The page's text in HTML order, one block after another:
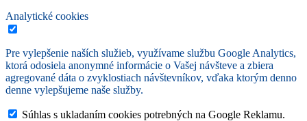
Analytické cookies
Pre vylepšenie naších služieb, využívame službu Google Analytics,
ktorá odosiela anonymné informácie o Vašej návšteve a zbiera
agregované dáta o zvyklostiach návštevníkov, vďaka ktorým denno
denne vylepšujeme naše služby.
Súhlas s ukladaním cookies potrebných na Google Reklamu.